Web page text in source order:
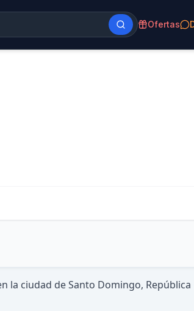
Ofertas
la ciudad de Santo Domingo, República